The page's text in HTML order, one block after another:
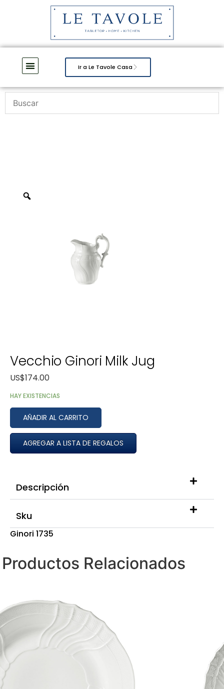
Ir a Le Tavole Casa
Vecchio Ginori Milk Jug
US$174.00
HAY EXISTENCIAS
AÑADIR AL CARRITO
AGREGAR A LISTA DE REGALOS
Descripción
Sku
Ginori 1735
Productos Relacionados